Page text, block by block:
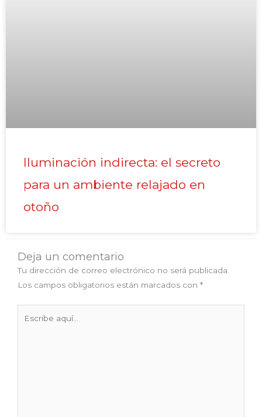
Iluminación indirecta: el secreto
para un ambiente relajado en
otoño
Deja un comentario
Tu dirección de correo electrónico no será publicada.
Los campos obligatorios están marcados con *